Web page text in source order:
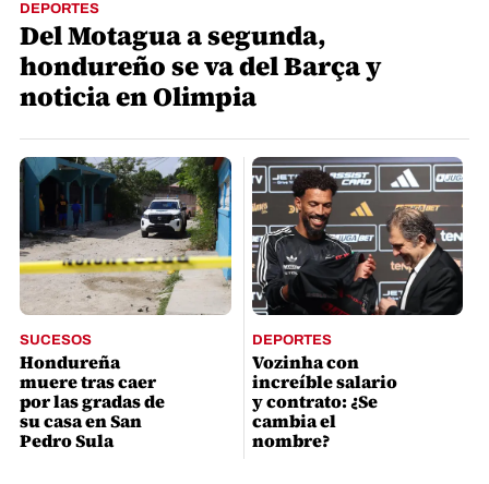
DEPORTES
Del Motagua a segunda,
hondureño se va del Barça y
noticia en Olimpia
SUCESOS
Hondureña
muere tras caer
por las gradas de
su casa en San
Pedro Sula
DEPORTES
Vozinha con
increíble salario
y contrato: ¿Se
cambia el
nombre?